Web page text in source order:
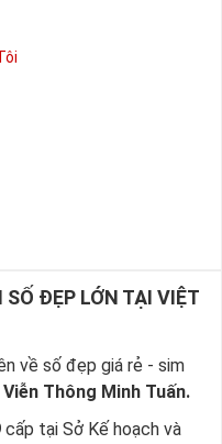
ĐẸP LỚN TẠI VIỆT
về số đẹp giá rẻ - sim
Viễn Thông Minh Tuấn.
cấp tại Sở Kế hoạch và